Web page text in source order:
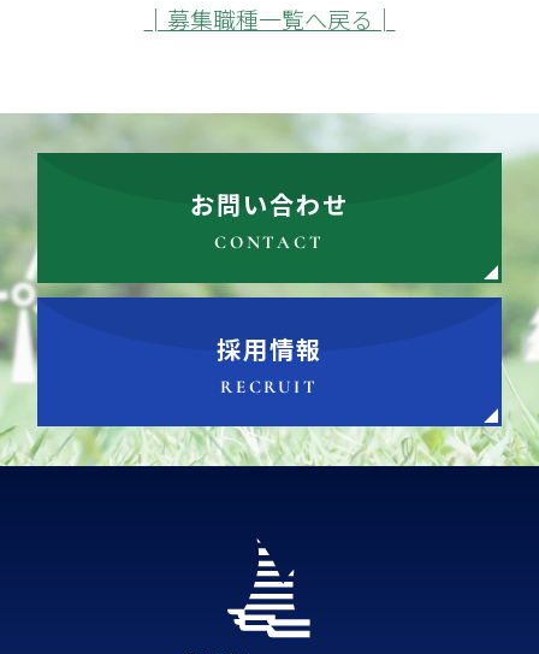
│募集職種一覧へ戻る│
お問い合わせ
CONTACT
採用情報
RECRUIT